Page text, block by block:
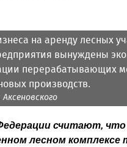
на аренду лесных
вынуждены
перерабатывающих
производств.
считают, что
лесном комплексе